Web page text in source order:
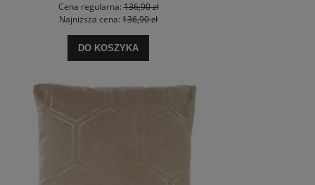
Cena regularna:136,90 zł
Najniższa cena: 136,90 zł
DO KOSZYKA